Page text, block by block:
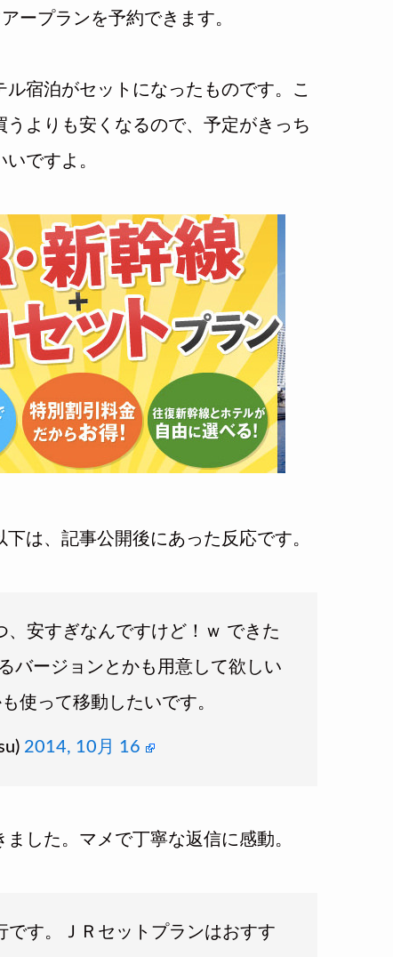
ープランを予約できます。
宿泊がセットになったものです。こ
よりも安くなるので、予定がきっち
ですよ。
は、記事公開後にあった反応です。
、安すぎなんですけど！ｗ できた
バージョンとかも用意して欲しい
使って移動したいです。
2014, 10月 16
した。マメで丁寧な返信に感動。
です。ＪＲセットプランはおすす